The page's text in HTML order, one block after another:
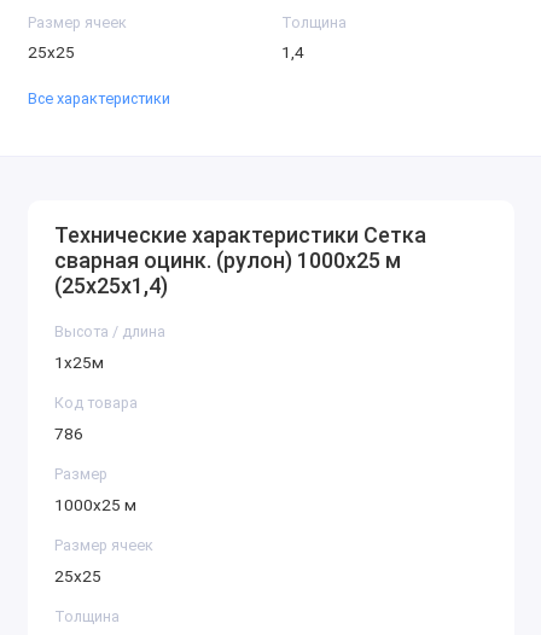
Размер ячеек
25х25
Толщина
1,4
Все характеристики
Технические характеристики Сетка
сварная оцинк. (рулон) 1000х25 м
(25х25х1,4)
Высота / длина
1х25м
Код товара
786
Размер
1000х25 м
Размер ячеек
25х25
Толщина